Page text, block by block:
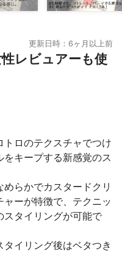
更新日時：6ヶ月以上前
レビュアーも使
ロのテクスチャでつけ
キープする新感覚のス
らかでカスタードクリ
ーが特徴で、テクニッ
スタイリングが可能で
イリング後はベタつき